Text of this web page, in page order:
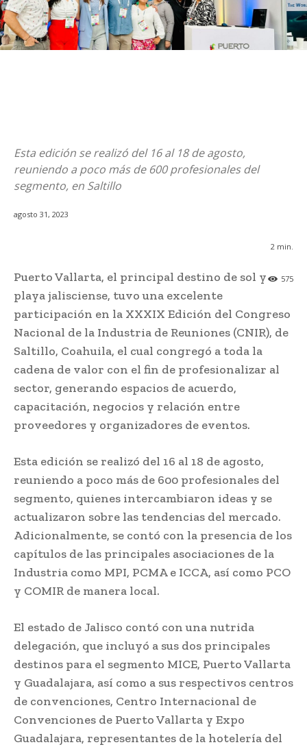
Esta edición se realizó del 16 al 18 de agosto,
reuniendo a poco más de 600 profesionales del
segmento, en Saltillo
agosto 31, 2023
2 min.
575
Puerto Vallarta, el principal destino de sol y
playa jalisciense, tuvo una excelente
participación en la XXXIX Edición del Congreso
Nacional de la Industria de Reuniones (CNIR), de
Saltillo, Coahuila, el cual congregó a toda la
cadena de valor con el fin de profesionalizar al
sector, generando espacios de acuerdo,
capacitación, negocios y relación entre
proveedores y organizadores de eventos.
Esta edición se realizó del 16 al 18 de agosto,
reuniendo a poco más de 600 profesionales del
segmento, quienes intercambiaron ideas y se
actualizaron sobre las tendencias del mercado.
Adicionalmente, se contó con la presencia de los
capítulos de las principales asociaciones de la
Industria como MPI, PCMA e ICCA, así como PCO
y COMIR de manera local.
El estado de Jalisco contó con una nutrida
delegación, que incluyó a sus dos principales
destinos para el segmento MICE, Puerto Vallarta
y Guadalajara, así como a sus respectivos centros
de convenciones, Centro Internacional de
Convenciones de Puerto Vallarta y Expo
Guadalajara, representantes de la hotelería del